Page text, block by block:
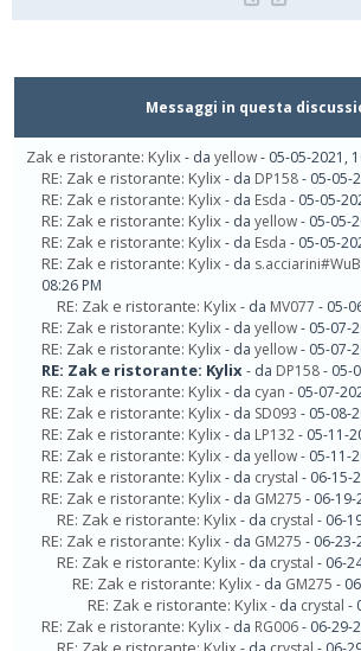
Messaggi in questa
Zak e ristorante: Kylix- da yellow- 05-05-2021,
RE: Zak e ristorante: Kylix- da DP158- 05-05-
RE: Zak e ristorante: Kylix- da Esda - 05-05-
RE: Zak e ristorante: Kylix- da yellow- 05-05-
RE: Zak e ristorante: Kylix- da Esda - 05-05-
RE: Zak e ristorante: Kylix- da
08:26 PM
RE: Zak e ristorante: Kylix- da MV077 - 05-
RE: Zak e ristorante: Kylix- da yellow- 05-07-
RE: Zak e ristorante: Kylix- da yellow- 05-07-
RE: Zak e ristorante: Kylix- da DP158- 05-
RE: Zak e ristorante: Kylix- da cyan - 05-07-
RE: Zak e ristorante: Kylix- da SD093 - 05-08-
RE: Zak e ristorante: Kylix- da LP132- 05-11-
RE: Zak e ristorante: Kylix- da yellow- 05-11-
RE: Zak e ristorante: Kylix- da crystal - 06-15-
RE: Zak e ristorante: Kylix- da GM275 - 06-19-
RE: Zak e ristorante: Kylix- da crystal - 06-
RE: Zak e ristorante: Kylix- da GM275 - 06-23-
RE: Zak e ristorante: Kylix- da crystal - 06-
RE: Zak e ristorante: Kylix- da GM275 -
RE: Zak e ristorante: Kylix- da crystal -
RE: Zak e ristorante: Kylix- da RG006- 06-29-